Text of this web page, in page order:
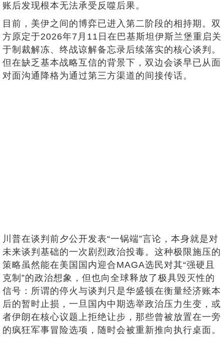
账后发现根本无法承受反噬后果。
目前，美伊之间的博弈已进入第二阶段的相持期。双
方原定于2026年7月11日在巴基斯坦伊斯兰堡重启关
于制裁解冻、终战谅解备忘录后续落实的核心谈判。
但在缺乏基本战略互信的背景下，双边会谈早已从面
对面沟通降格为通过第三方渠道的间接传话。
川普在谈判前夕公开发表“一锅端”言论，本身就是对
未来谈判基础的一次剧烈政治投毒。这种极限施压的
策略虽然能在美国国内迎合MAGA选民对其“强硬且
克制”的政治想象，但也向全球释放了极具毁灭性的
信号：所谓的停火与谈判只是华盛顿在衡量经济账本
后的暂时止损，一旦国内中期选举政治压力生变，或
者伊朗在核心议题上拒绝让步，那些曾被放置在一旁
的疯狂军事冒险选项，随时会被重新推向执行桌面。